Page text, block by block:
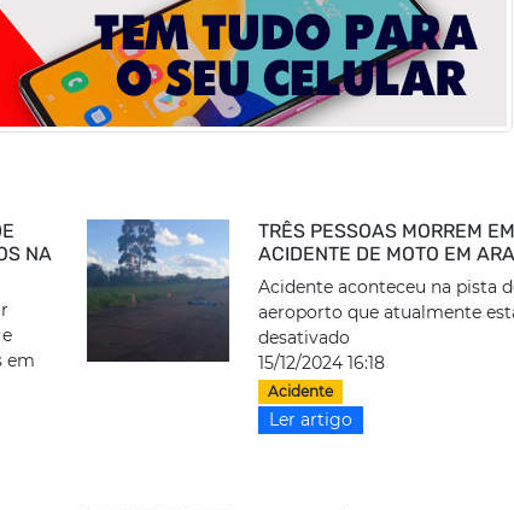
NA
em
TRÊS PESSOAS MORREM EM
ACIDENTE DE MOTO EM
Acidente aconteceu na pista
aeroporto que atualmente
desativado
15/12/2024 16:18
Acidente
Ler artigo